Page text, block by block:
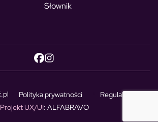
Słownik
Polityka prywatności
Regulamin
Projekt UX/UI: ALFABRAVO